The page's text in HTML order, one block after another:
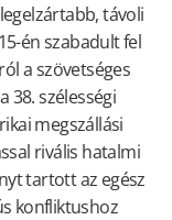
távoli
én szabadult fel
a szövetséges
38. szélességi
megszállási
rivális hatalmi
tartott az egész
konfliktushoz